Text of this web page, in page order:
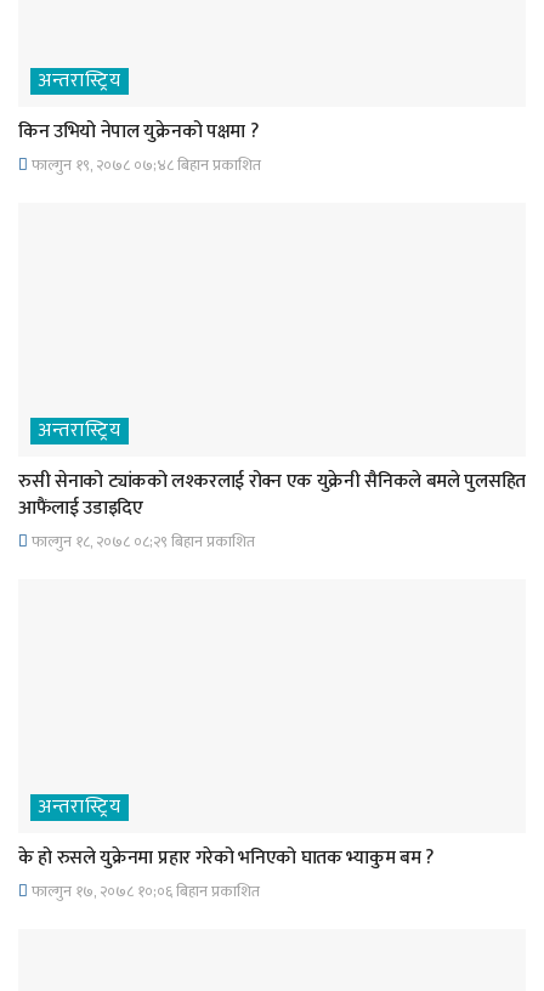
अन्तरास्ट्रिय
किन उभियो नेपाल युक्रेनको पक्षमा ?
फाल्गुन १९, २०७८ ०७;४८ बिहान प्रकाशित
अन्तरास्ट्रिय
रुसी सेनाको ट्यांकको लश्करलाई रोक्न एक युक्रेनी सैनिकले बमले पुलसहित
आफैंलाई उडाइदिए
फाल्गुन १८, २०७८ ०८;२९ बिहान प्रकाशित
अन्तरास्ट्रिय
के हो रुसले युक्रेनमा प्रहार गरेको भनिएको घातक भ्याकुम बम ?
फाल्गुन १७, २०७८ १०;०६ बिहान प्रकाशित